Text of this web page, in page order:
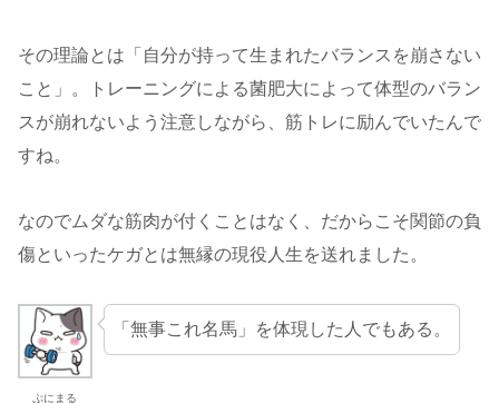
その理論とは「自分が持って生まれたバランスを崩さない
こと」。トレーニングによる菌肥大によって体型のバラン
スが崩れないよう注意しながら、筋トレに励んでいたんで
すね。
なのでムダな筋肉が付くことはなく、だからこそ関節の負
傷といったケガとは無縁の現役人生を送れました。
ぷにまる
「無事これ名馬」を体現した人でもある。